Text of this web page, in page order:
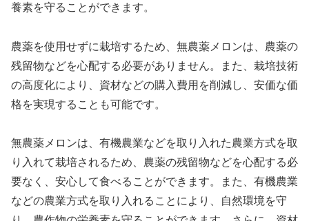
養素を守ることができます。
農薬を使用せずに栽培するため、無農薬メロンは、農薬の
残留物などを心配する必要がありません。また、栽培技術
の高度化により、資材などの購入費用を削減し、安価な価
格を実現することも可能です。
無農薬メロンは、有機農業などを取り入れた農業方式を取
り入れて栽培されるため、農薬の残留物などを心配する必
要なく、安心して食べることができます。また、有機農業
などの農業方式を取り入れることにより、自然環境を守